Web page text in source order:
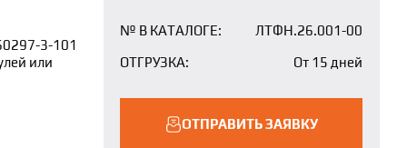
3-101
или
№ В КАТАЛОГЕ: ЛТФН.26.001-00
ОТГРУЗКА: От 15 дней
ОТПРАВИТЬ ЗАЯВКУ